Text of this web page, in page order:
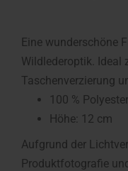
Eine wunderschöne
Wildlederoptik. Ideal
Taschenverzierung
100 % Polyester
Höhe: 12 cm
Aufgrund der
Produktfotografie